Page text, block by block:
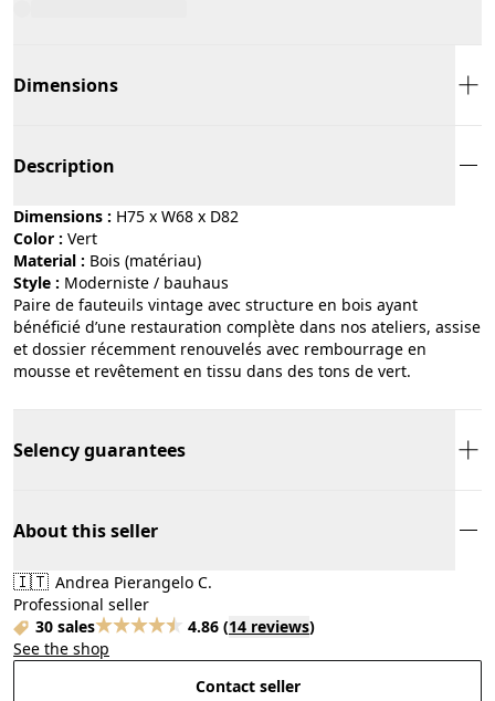
Dimensions
Description
Dimensions : H75 x W68 x D82
Color :
vert
Material :
bois (matériau)
Style :
moderniste / bauhaus
Paire de fauteuils vintage avec structure en bois ayant
bénéficié d’une restauration complète dans nos ateliers, assise
et dossier récemment renouvelés avec rembourrage en
mousse et revêtement en tissu dans des tons de vert.
Selency guarantees
About this seller
🇮🇹 Andrea Pierangelo C.
Professional seller
30 sales
4.86 (14 reviews)
See the shop
Contact seller